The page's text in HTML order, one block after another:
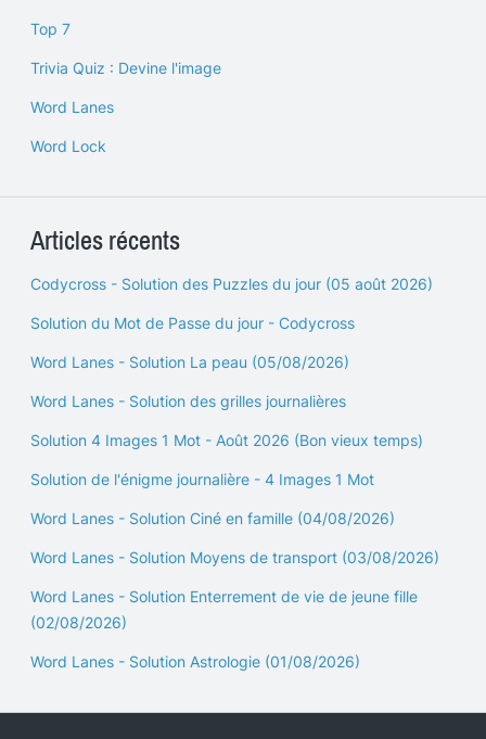
Top 7
Trivia Quiz : Devine l'image
Word Lanes
Word Lock
Articles récents
Codycross - Solution des Puzzles du jour (05 août 2026)
Solution du Mot de Passe du jour - Codycross
Word Lanes - Solution La peau (05/08/2026)
Word Lanes - Solution des grilles journalières
Solution 4 Images 1 Mot - Août 2026 (Bon vieux temps)
Solution de l'énigme journalière - 4 Images 1 Mot
Word Lanes - Solution Ciné en famille (04/08/2026)
Word Lanes - Solution Moyens de transport (03/08/2026)
Word Lanes - Solution Enterrement de vie de jeune fille
(02/08/2026)
Word Lanes - Solution Astrologie (01/08/2026)